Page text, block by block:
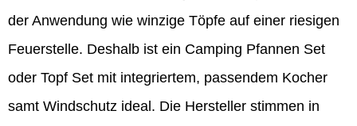
der Anwendung wie winzige Töpfe auf einer riesigen
Feuerstelle. Deshalb ist ein Camping Pfannen Set
oder Topf Set mit integriertem, passendem Kocher
samt Windschutz ideal. Die Hersteller stimmen in